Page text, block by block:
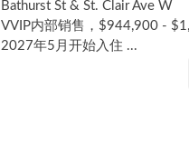
Bathurst St & St. Clair Ave W
VVIP内部销售，$944,900 -
2027年5月开始入住 ...